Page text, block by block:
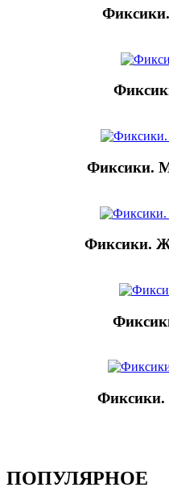
Фиксики.
Фиксики.
Фиксики.
ПОПУЛЯРНОЕ